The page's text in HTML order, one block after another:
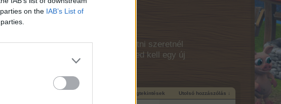
on the IAB’s List of
kapcsolatban, vagy beszélgetni szeretnél
fiókod a játékban, akkor készítened kell egy új
Megtekintések Utolsó hozzászólás ↓